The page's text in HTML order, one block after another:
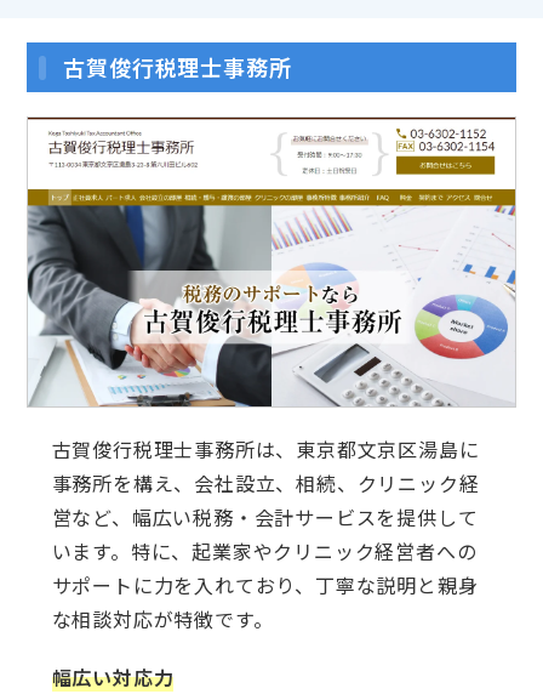
古賀俊行税理士事務所
古賀俊行税理士事務所は、東京都文京区湯島に
事務所を構え、会社設立、相続、クリニック経
営など、幅広い税務・会計サービスを提供して
います。特に、起業家やクリニック経営者への
サポートに力を入れており、丁寧な説明と親身
な相談対応が特徴です。
幅広い対応力